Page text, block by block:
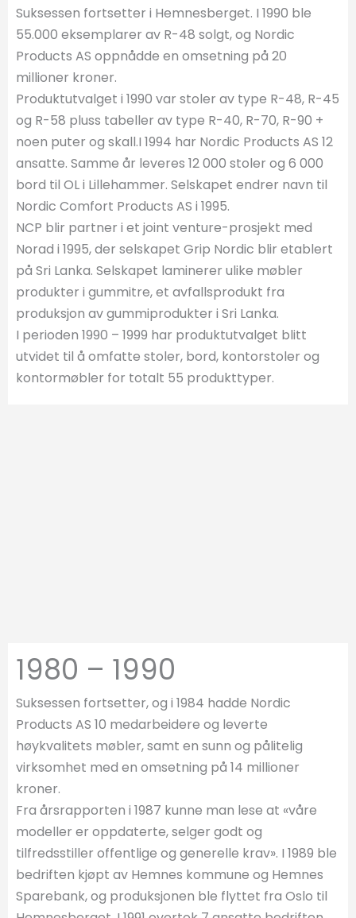
Suksessen fortsetter i Hemnesberget. I 1990 ble
55.000 eksemplarer av R-48 solgt, og Nordic
Products AS oppnådde en omsetning på 20
millioner kroner.
Produktutvalget i 1990 var stoler av type R-48, R-45
og R-58 pluss tabeller av type R-40, R-70, R-90 +
noen puter og skall.I 1994 har Nordic Products AS 12
ansatte. Samme år leveres 12 000 stoler og 6 000
bord til OL i Lillehammer. Selskapet endrer navn til
Nordic Comfort Products AS i 1995.
NCP blir partner i et joint venture-prosjekt med
Norad i 1995, der selskapet Grip Nordic blir etablert
på Sri Lanka. Selskapet laminerer ulike møbler
produkter i gummitre, et avfallsprodukt fra
produksjon av gummiprodukter i Sri Lanka.
I perioden 1990 – 1999 har produktutvalget blitt
utvidet til å omfatte stoler, bord, kontorstoler og
kontormøbler for totalt 55 produkttyper.
1980 – 1990
Suksessen fortsetter, og i 1984 hadde Nordic
Products AS 10 medarbeidere og leverte
høykvalitets møbler, samt en sunn og pålitelig
virksomhet med en omsetning på 14 millioner
kroner.
Fra årsrapporten i 1987 kunne man lese at «våre
modeller er oppdaterte, selger godt og
tilfredsstiller offentlige og generelle krav». I 1989 ble
bedriften kjøpt av Hemnes kommune og Hemnes
Sparebank, og produksjonen ble flyttet fra Oslo til